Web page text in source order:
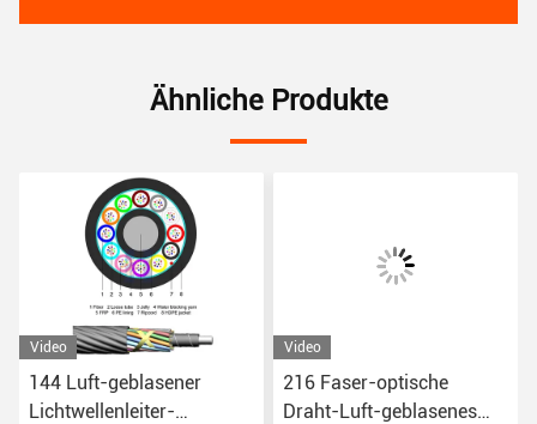
Ähnliche Produkte
Video
144 Luft-geblasener
Lichtwellenleiter-
Video
216 Faser-optische
Draht-Luft-geblasenes